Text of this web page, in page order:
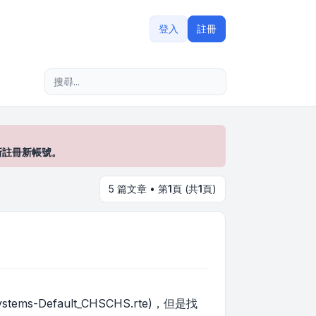
登入 註冊
冊新帳號。
5 篇文章 • 第1頁 (共1頁)
Default_CHSCHS.rte)，但是找